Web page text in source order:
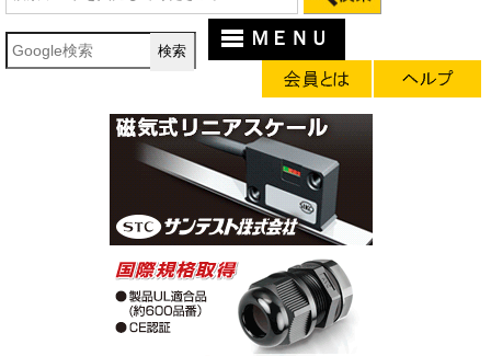
ＭＥＮＵ